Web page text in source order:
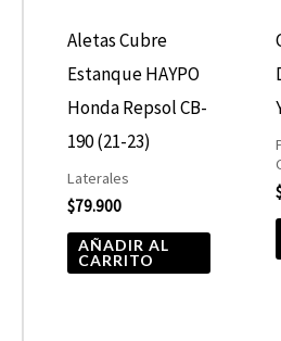
Aletas Cubre
Estanque HAYPO
Honda Repsol CB-
190 (21-23)
Laterales
$79.900
AÑADIR AL
CARRITO